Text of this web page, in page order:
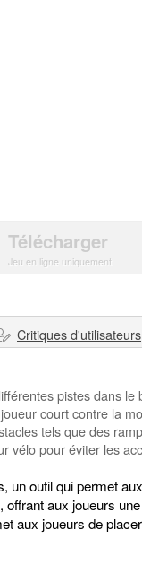
Télécharger
Jeu en ligne uniquement
Critiques d'utilisateurs
pistes dans
court contre la
tels que des
pour éviter les
un outil qui permet
aux joueurs
aux joueurs de